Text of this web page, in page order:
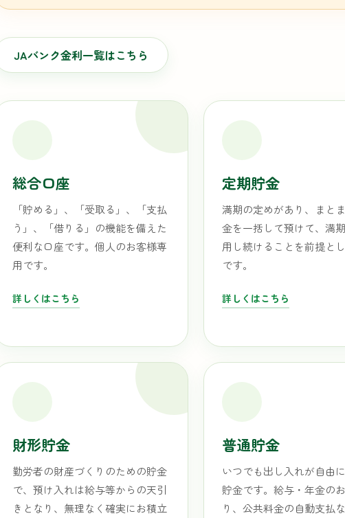
JAバンク金利一覧はこちら
総合口座
「貯める」、「受取る」、「支払
う」、「借りる」の機能を備えた
便利な口座です。個人のお客様専
用です。
詳しくはこちら
定期貯金
満期の定めがあり、まと
金を一括して預けて、満
用し続けることを前提と
です。
詳しくはこちら
財形貯金
勤労者の財産づくりのための貯金
で、預け入れは給与等からの天引
きとなり、無理なく確実にお積立
普通貯金
いつでも出し入れが自由
貯金です。給与・年金の
り、公共料金の自動支払